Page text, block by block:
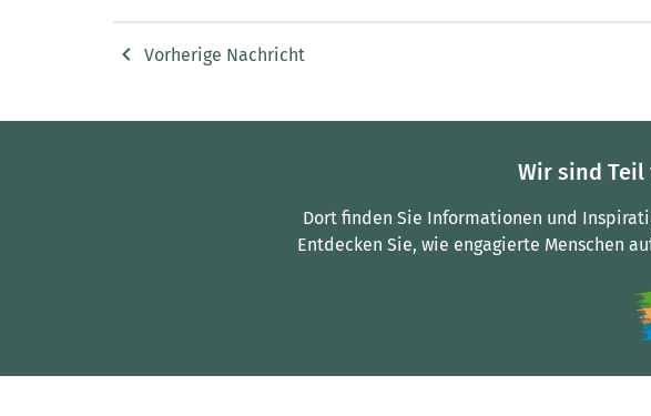
Vorherige Nachricht
Wir sind Teil
Dort finden Sie Informationen und
Entdecken Sie, wie engagierte Menschen